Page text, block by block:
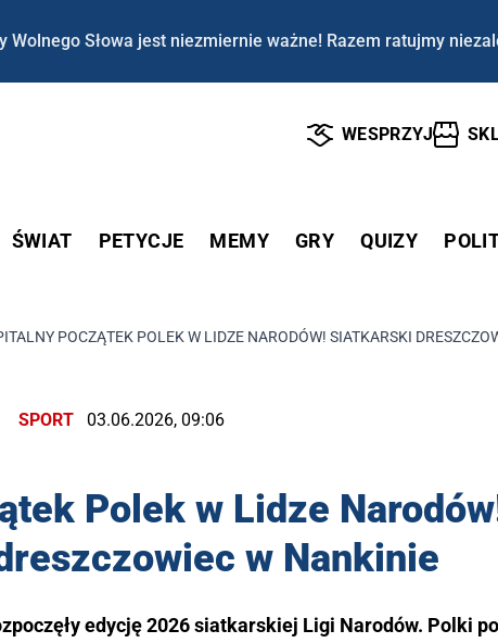
Wolnego Słowa jest niezmiernie ważne! Razem ratujmy
WESPRZYJ
ŚWIAT PETYCJE MEMY GRY QUIZY
POCZĄTEK POLEK W LIDZE NARODÓW! SIATKARSKI
SPORT 03.06.2026, 09:06
Polek w Lidze
w Nankinie
edycję 2026 siatkarskiej Ligi Narodów. Polki po